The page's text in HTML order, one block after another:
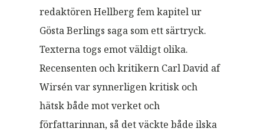
redaktören Hellberg fem kapitel ur
Gösta Berlings saga som ett särtryck.
Texterna togs emot väldigt olika.
Recensenten och kritikern Carl David af
Wirsén var synnerligen kritisk och
hätsk både mot verket och
författarinnan, så det väckte både ilska